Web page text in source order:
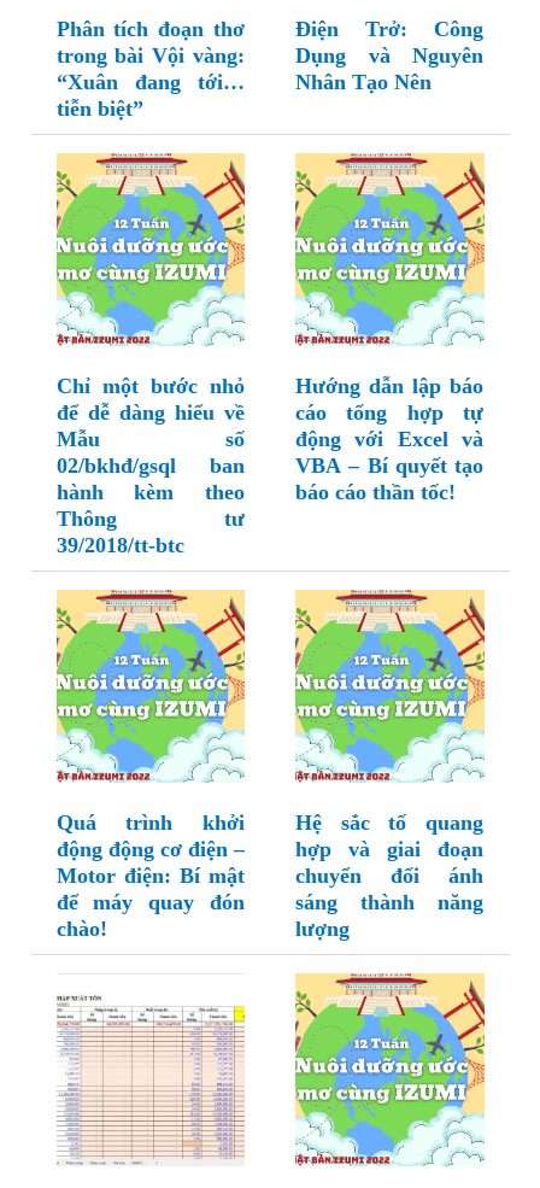
Phân tích đoạn thơ
trong bài Vội vàng:
“Xuân đang tới…
tiễn biệt”
Điện Trở: Công
Dụng và Nguyên
Nhân Tạo Nên
Chỉ một bước nhỏ
để dễ dàng hiểu về
Mẫu số
02/bkhđ/gsql ban
hành kèm theo
Thông tư
39/2018/tt-btc
Hướng dẫn lập báo
cáo tổng hợp tự
động với Excel và
VBA – Bí quyết tạo
báo cáo thần tốc!
Quá trình khởi
động động cơ điện –
Motor điện: Bí mật
để máy quay đón
chào!
Hệ sắc tố quang
hợp và giai đoạn
chuyển đổi ánh
sáng thành năng
lượng